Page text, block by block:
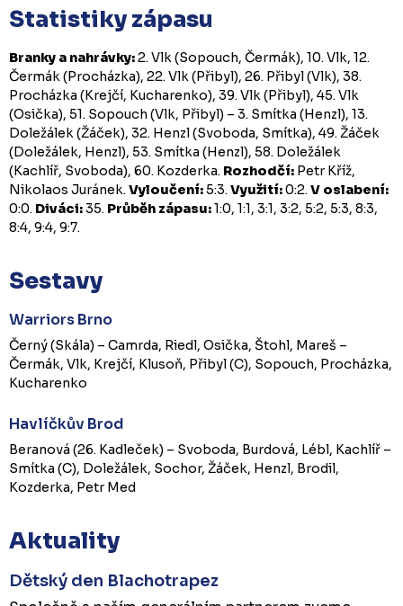
Statistiky zápasu
Branky a nahrávky:2. Vlk (Sopouch, Čermák), 10. Vlk, 12.
Čermák (Procházka), 22. Vlk (Přibyl), 26. Přibyl (Vlk), 38.
Procházka (Krejčí, Kucharenko), 39. Vlk (Přibyl), 45. Vlk
(Osička), 51. Sopouch (Vlk, Přibyl) – 3. Smítka (Henzl), 13.
Doležálek (Žáček), 32. Henzl (Svoboda, Smítka), 49. Žáček
(Doležálek, Henzl), 53. Smítka (Henzl), 58. Doležálek
(Kachlíř, Svoboda), 60. Kozderka. Rozhodčí: Petr Kříž,
Nikolaos Juránek.Vyloučení:5:3.Využití:0:2.V oslabení:
0:0. Diváci:35. Průběh zápasu:1:0, 1:1, 3:1, 3:2, 5:2, 5:3, 8:3,
8:4, 9:4, 9:7.
Sestavy
Warriors Brno
Černý (Skála) – Camrda, Riedl, Osička, Štohl, Mareš –
Čermák, Vlk, Krejčí, Klusoň, Přibyl (C), Sopouch, Procházka,
Kucharenko
Havlíčkův Brod
Beranová (26. Kadleček) – Svoboda, Burdová, Lébl, Kachlíř –
Smítka (C), Doležálek, Sochor, Žáček, Henzl, Brodil,
Kozderka, Petr Med
Aktuality
Dětský den Blachotrapez